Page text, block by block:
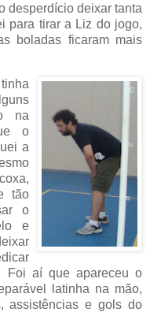
desperdício deixar tanta
para tirar a Liz do jogo,
boladas ficaram mais
na
o
a
tão
o
e
Foi aí que apareceu o
latinha na mão,
assistências e gols do